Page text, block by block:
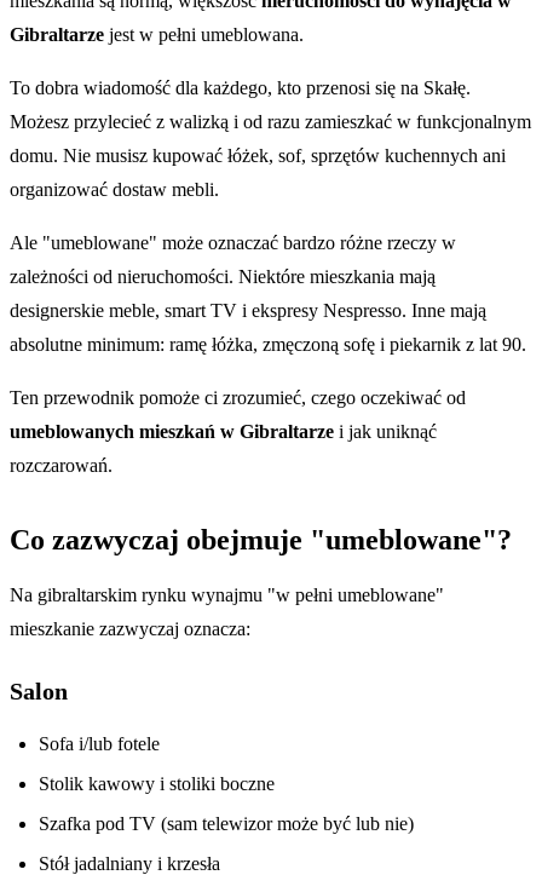
Gibraltarze jest w pełni umeblowana.
To dobra wiadomość dla każdego, kto przenosi się na Skałę.
Możesz przylecieć z walizką i od razu zamieszkać w funkcjonalnym
domu. Nie musisz kupować łóżek, sof, sprzętów kuchennych ani
organizować dostaw mebli.
Ale "umeblowane" może oznaczać bardzo różne rzeczy w
zależności od nieruchomości. Niektóre mieszkania mają
designerskie meble, smart TV i ekspresy Nespresso. Inne mają
absolutne minimum: ramę łóżka, zmęczoną sofę i piekarnik z lat 90.
Ten przewodnik pomoże ci zrozumieć, czego oczekiwać od
umeblowanych mieszkań w Gibraltarze i jak uniknąć
rozczarowań.
Co zazwyczaj obejmuje "umeblowane"?
Na gibraltarskim rynku wynajmu "w pełni umeblowane"
mieszkanie zazwyczaj oznacza:
Salon
Sofa i/lub fotele
Stolik kawowy i stoliki boczne
Szafka pod TV (sam telewizor może być lub nie)
Stół jadalniany i krzesła